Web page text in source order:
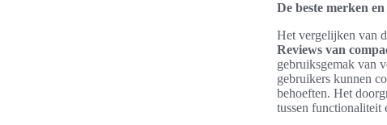
De beste merken
Het vergelijken van
Reviews van
gebruiksgemak van
gebruikers kunnen
behoeften. Het
tussen functionaliteit